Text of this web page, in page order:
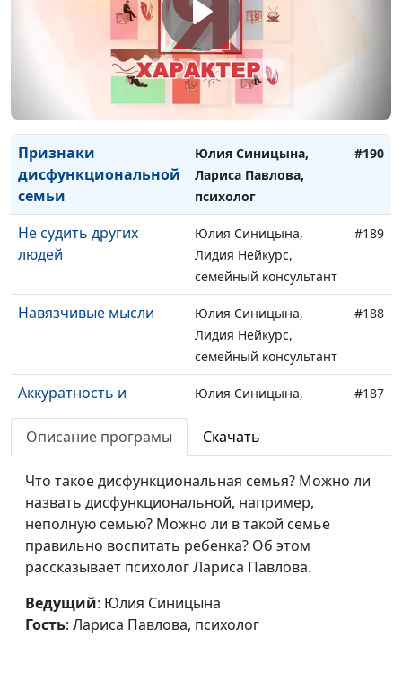
дисфункциональных
Лариса Павлова,
психолог
дисфункциональной
семье
Юлия Синицына,
Лариса Павлова,
психолог
Признаки
дисфункциональной
семьи
Юлия Синицына,
Лариса Павлова,
психолог
#190
Не судить других
людей
Юлия Синицына,
Лидия Нейкурс,
семейный консультант
#189
Навязчивые мысли
Юлия Синицына,
Лидия Нейкурс,
семейный консультант
#188
Аккуратность и
трудолюбие у детей
Юлия Синицына,
семейный консультант
#187
Как научить ребенка
владеть собой
Юлия Синицына,
Лидия Нейкурс,
семейный консультант
Слепая влюбленность
Юлия Синицына,
Лидия Нейкурс,
Пессимизм и
Юлия Синицына,
Описание програмы Скачать
Что такое дисфункциональная семья? Можно ли
назвать дисфункциональной, например,
неполную семью? Можно ли в такой семье
правильно воспитать ребенка? Об этом
рассказывает психолог Лариса Павлова.
Ведущий: Юлия Синицына
Гость: Лариса Павлова, психолог